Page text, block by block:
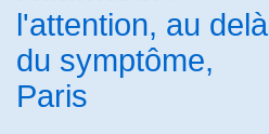
l'attention, au delà
du symptôme,
Paris